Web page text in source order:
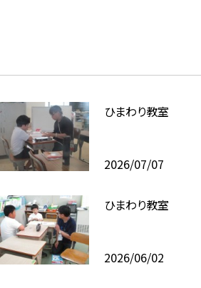
ひまわり教室
2026/07/07
ひまわり教室
2026/06/02